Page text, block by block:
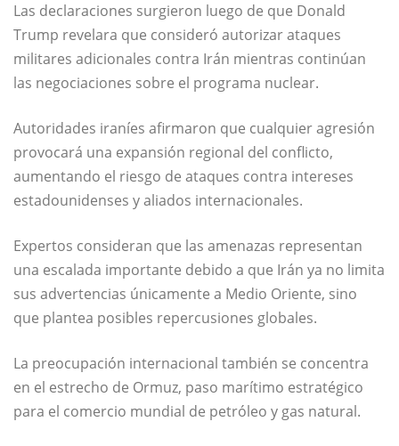
Las declaraciones surgieron luego de que Donald
Trump revelara que consideró autorizar ataques
militares adicionales contra Irán mientras continúan
las negociaciones sobre el programa nuclear.
Autoridades iraníes afirmaron que cualquier agresión
provocará una expansión regional del conflicto,
aumentando el riesgo de ataques contra intereses
estadounidenses y aliados internacionales.
Expertos consideran que las amenazas representan
una escalada importante debido a que Irán ya no limita
sus advertencias únicamente a Medio Oriente, sino
que plantea posibles repercusiones globales.
La preocupación internacional también se concentra
en el estrecho de Ormuz, paso marítimo estratégico
para el comercio mundial de petróleo y gas natural.